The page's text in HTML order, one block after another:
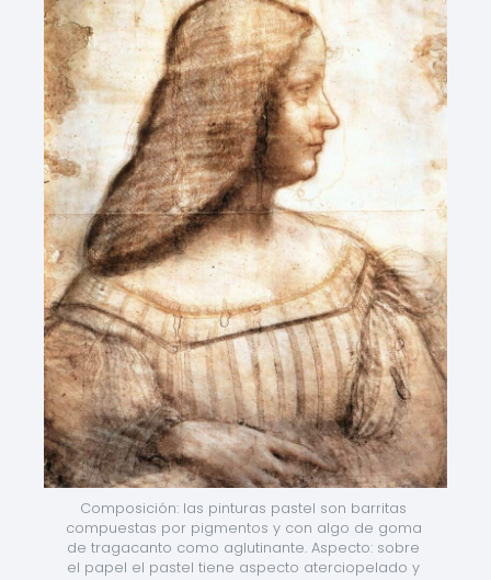
Composición: las pinturas pastel son barritas
compuestas por pigmentos y con algo de goma
de tragacanto como aglutinante. Aspecto: sobre
el papel el pastel tiene aspecto aterciopelado y